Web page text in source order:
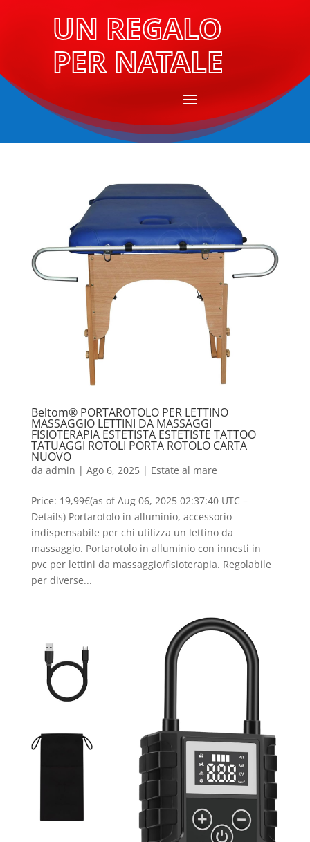
UN REGALO
PER NATALE
Beltom® PORTAROTOLO PER LETTINO
MASSAGGIO LETTINI DA MASSAGGI
FISIOTERAPIA ESTETISTA ESTETISTE TATTOO
TATUAGGI ROTOLI PORTA ROTOLO CARTA
NUOVO
da admin | Ago 6, 2025| Estate al mare
Price: 19,99€(as of Aug 06, 2025 02:37:40 UTC –
Details) Portarotolo in alluminio, accessorio
indispensabile per chi utilizza un lettino da
massaggio. Portarotolo in alluminio con innesti in
pvc per lettini da massaggio/fisioterapia. Regolabile
per diverse...